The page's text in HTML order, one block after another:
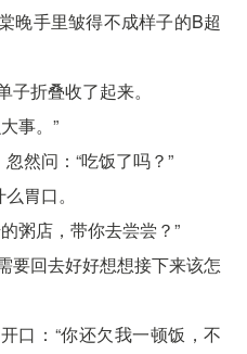
晚手里皱得不成样子的B超
折叠收了起来。
事。”
然问：“吃饭了吗？”
胃口。
粥店，带你去尝尝？”
要回去好好想想接下来该怎
口：“你还欠我一顿饭，不